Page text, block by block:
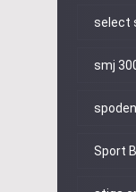
select
smj
Sport